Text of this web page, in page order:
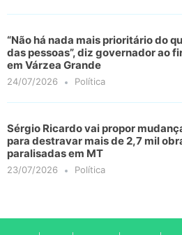
“Não há nada mais prioritário do
das pessoas”, diz governador ao
em Várzea Grande
24/07/2026 Política
Sérgio Ricardo vai propor
para destravar mais de 2,7 mil
paralisadas em MT
23/07/2026 Política